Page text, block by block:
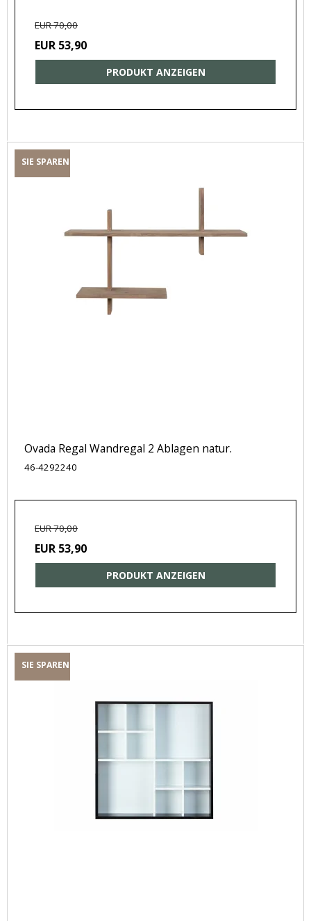
EUR 70,00
EUR 53,90
PRODUKT ANZEIGEN
SIE SPAREN
Ovada Regal Wandregal 2 Ablagen natur.
46-4292240
EUR 70,00
EUR 53,90
PRODUKT ANZEIGEN
SIE SPAREN